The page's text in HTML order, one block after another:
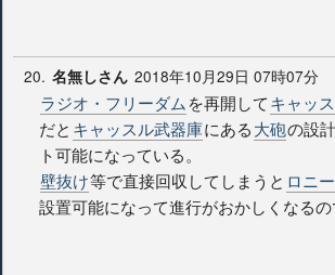
20. 名無しさん 2018年10月29日 07時07分
ラジオ・フリーダム を再開してキャッ
だと キャッスル武器庫にある大砲の設
ト可能になっている。
壁抜け等で直接回収してしまうと ロニー
設置可能になって進行がおかしくなるの